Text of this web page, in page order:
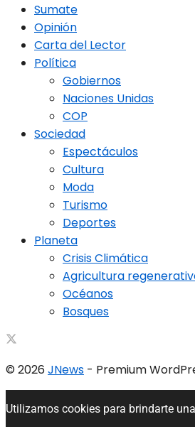
Sumate
Opinión
Carta del Lector
Política
Gobiernos
Naciones Unidas
COP
Sociedad
Espectáculos
Cultura
Moda
Turismo
Deportes
Planeta
Crisis Climática
Agricultura
Océanos
Bosques
© 2026 JNews - Premium
Utilizamos cookies para brindarte